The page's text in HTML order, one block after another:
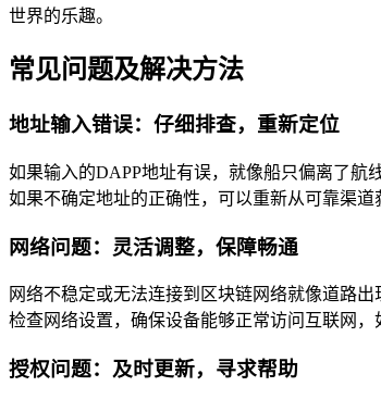
世界的乐趣。
常见问题及解决方法
地址输入错误：仔细排查，重新定位
如果输入的DAPP地址有误，就像船只偏离了航
如果不确定地址的正确性，可以重新从可靠渠
网络问题：灵活调整，保障畅通
网络不稳定或无法连接到区块链网络就像道路
检查网络设置，确保设备能够正常访问互联网
授权问题：及时更新，寻求帮助